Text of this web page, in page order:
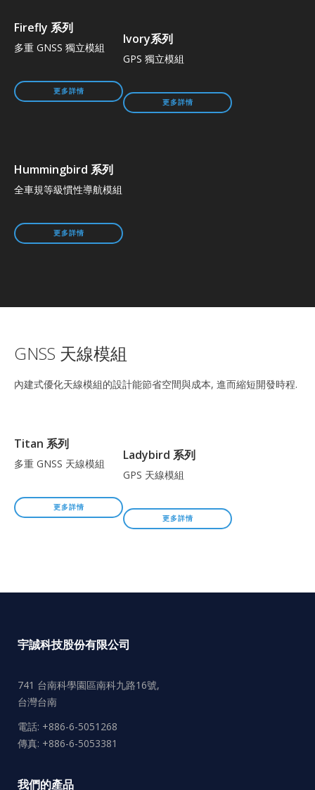
Firefly 系列
多重 GNSS 獨立模組
更多詳情
Ivory系列
GPS 獨立模組
更多詳情
Hummingbird 系列
全車規等級慣性導航模組
更多詳情
GNSS 天線模組
內建式優化天線模組的設計能節省空間與成本, 進而縮短開發時程.
Titan 系列
多重 GNSS 天線模組
更多詳情
Ladybird 系列
GPS 天線模組
更多詳情
宇誠科技股份有限公司
741 台南科學園區南科九路16號,
台灣台南
電話: +886-6-5051268
傳真: +886-6-5053381
我們的產品